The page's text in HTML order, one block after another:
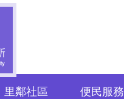
里鄰社區 便民服務